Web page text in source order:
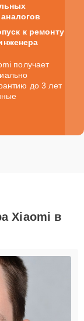
к ремонту
получает
до 3 лет
Xiaomi в